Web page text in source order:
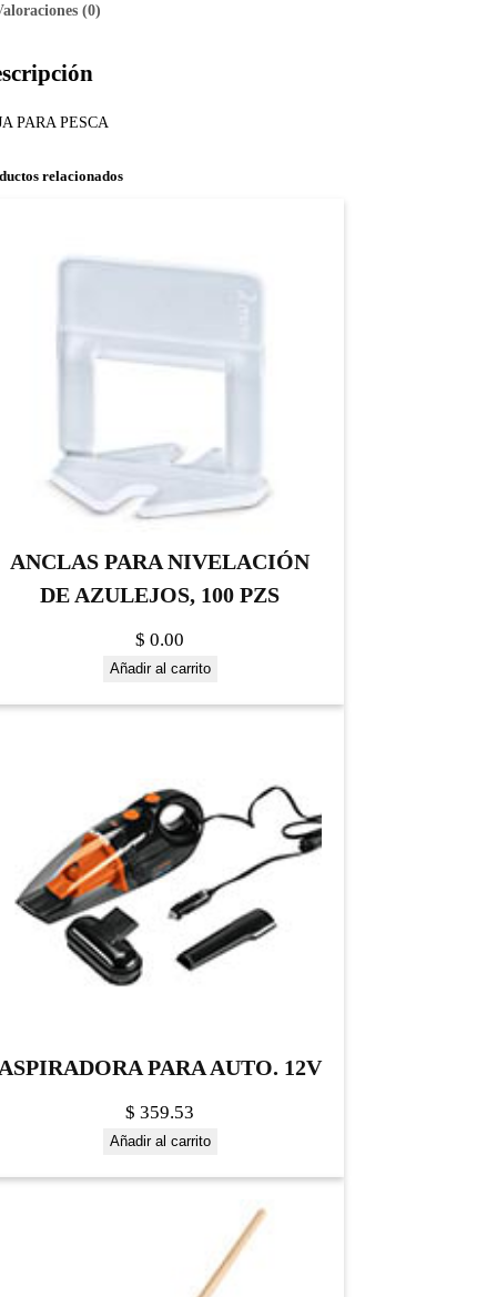
(0)
PARA PESCA
relacionados
ANCLAS PARA NIVELACIÓN
DE AZULEJOS, 100 PZS
$ 0.00
Añadir al carrito
PARA AUTO. 12V
$ 359.53
Añadir al carrito